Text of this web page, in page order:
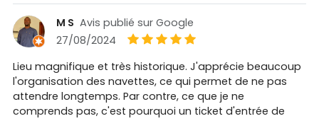
M S Avis publié sur Google
27/08/2024
Lieu magnifique et très historique. J'apprécie beaucoup
l'organisation des navettes, ce qui permet de ne pas
attendre longtemps. Par contre, ce que je ne
comprends pas, c'est pourquoi un ticket d'entrée de